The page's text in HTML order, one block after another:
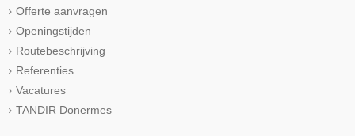
Offerte aanvragen
Openingstijden
Routebeschrijving
Referenties
Vacatures
TANDIR Donermes